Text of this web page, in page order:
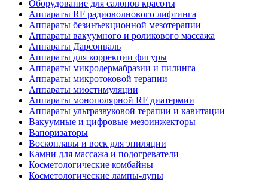
Оборудование для салонов красоты
Аппараты RF радиоволнового лифтинга
Аппараты безинъекционной мезотерапии
Аппараты вакуумного и роликового массажа
Аппараты Дарсонваль
Аппараты для коррекции фигуры
Аппараты микродермабразии и пилинга
Аппараты микротоковой терапии
Аппараты миостимуляции
Аппараты монополярной RF диатермии
Аппараты ультразвуковой терапии и кавитации
Вакуумные и цифровые мезоинжекторы
Вапоризаторы
Воскоплавы и воск для эпиляции
Камни для массажа и подогреватели
Косметологические комбайны
Косметологические лампы-лупы